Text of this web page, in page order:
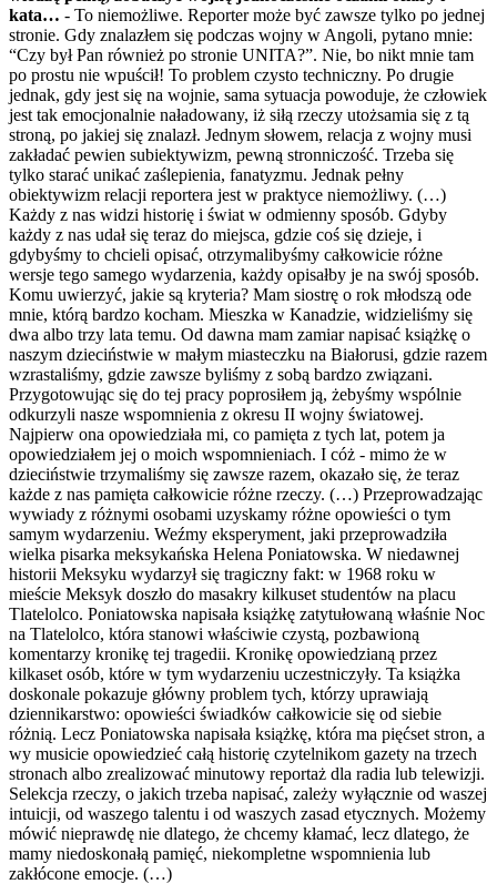
kata… - To niemożliwe. Reporter może być zawsze tylko po jednej
stronie. Gdy znalazłem się podczas wojny w Angoli, pytano mnie:
“Czy był Pan również po stronie UNITA?”. Nie, bo nikt mnie tam
po prostu nie wpuścił! To problem czysto techniczny. Po drugie
jednak, gdy jest się na wojnie, sama sytuacja powoduje, że człowiek
jest tak emocjonalnie naładowany, iż siłą rzeczy utożsamia się z tą
stroną, po jakiej się znalazł. Jednym słowem, relacja z wojny musi
zakładać pewien subiektywizm, pewną stronniczość. Trzeba się
tylko starać unikać zaślepienia, fanatyzmu. Jednak pełny
obiektywizm relacji reportera jest w praktyce niemożliwy. (…)
Każdy z nas widzi historię i świat w odmienny sposób. Gdyby
każdy z nas udał się teraz do miejsca, gdzie coś się dzieje, i
gdybyśmy to chcieli opisać, otrzymalibyśmy całkowicie różne
wersje tego samego wydarzenia, każdy opisałby je na swój sposób.
Komu uwierzyć, jakie są kryteria? Mam siostrę o rok młodszą ode
mnie, którą bardzo kocham. Mieszka w Kanadzie, widzieliśmy się
dwa albo trzy lata temu. Od dawna mam zamiar napisać książkę o
naszym dzieciństwie w małym miasteczku na Białorusi, gdzie razem
wzrastaliśmy, gdzie zawsze byliśmy z sobą bardzo związani.
Przygotowując się do tej pracy poprosiłem ją, żebyśmy wspólnie
odkurzyli nasze wspomnienia z okresu II wojny światowej.
Najpierw ona opowiedziała mi, co pamięta z tych lat, potem ja
opowiedziałem jej o moich wspomnieniach. I cóż - mimo że w
dzieciństwie trzymaliśmy się zawsze razem, okazało się, że teraz
każde z nas pamięta całkowicie różne rzeczy. (…) Przeprowadzając
wywiady z różnymi osobami uzyskamy różne opowieści o tym
samym wydarzeniu. Weźmy eksperyment, jaki przeprowadziła
wielka pisarka meksykańska Helena Poniatowska. W niedawnej
historii Meksyku wydarzył się tragiczny fakt: w 1968 roku w
mieście Meksyk doszło do masakry kilkuset studentów na placu
Tlatelolco. Poniatowska napisała książkę zatytułowaną właśnie Noc
na Tlatelolco, która stanowi właściwie czystą, pozbawioną
komentarzy kronikę tej tragedii. Kronikę opowiedzianą przez
kilkaset osób, które w tym wydarzeniu uczestniczyły. Ta książka
doskonale pokazuje główny problem tych, którzy uprawiają
dziennikarstwo: opowieści świadków całkowicie się od siebie
różnią. Lecz Poniatowska napisała książkę, która ma pięćset stron, a
wy musicie opowiedzieć całą historię czytelnikom gazety na trzech
stronach albo zrealizować minutowy reportaż dla radia lub telewizji.
Selekcja rzeczy, o jakich trzeba napisać, zależy wyłącznie od waszej
intuicji, od waszego talentu i od waszych zasad etycznych. Możemy
mówić nieprawdę nie dlatego, że chcemy kłamać, lecz dlatego, że
mamy niedoskonałą pamięć, niekompletne wspomnienia lub
zakłócone emocje. (…)